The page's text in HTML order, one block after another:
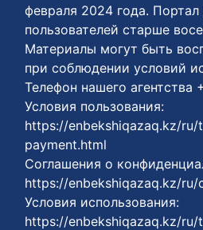
февраля 2024 года. Портал
пользователей старше
Материалы могут быть
при соблюдении условий
Телефон нашего агентства
Условия пользования:
https://enbekshiqazaq.kz/
payment.html
Соглашения о
https://enbekshiqazaq.kz/
Условия использования:
https://enbekshiqazaq.kz/